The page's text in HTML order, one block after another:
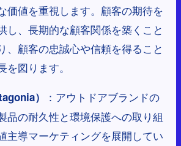
価値を重視します。顧客の期待を
し、長期的な顧客関係を築くこと
、顧客の忠誠心や信頼を得ること
図ります。
）
：アウトドアブランドの
品の耐久性と環境保護への取り組
主導マーケティングを展開してい